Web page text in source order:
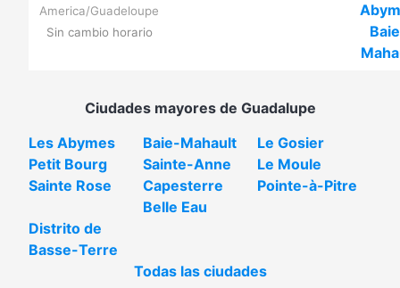
America/Guadeloupe
Sin cambio horario
Ciudades mayores de Guadalupe
Les Abymes
Baie-Mahault
Le Gosier
Petit Bourg
Sainte-Anne
Le Moule
Sainte Rose
Capesterre
Belle Eau
Pointe-à-Pitre
Distrito de
Basse-Terre
Todas las ciudades